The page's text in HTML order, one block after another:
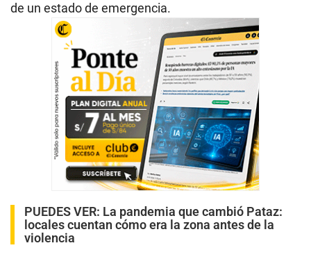
de un estado de emergencia.
PUEDES VER: La pandemia que cambió Pataz:
locales cuentan cómo era la zona antes de la
violencia